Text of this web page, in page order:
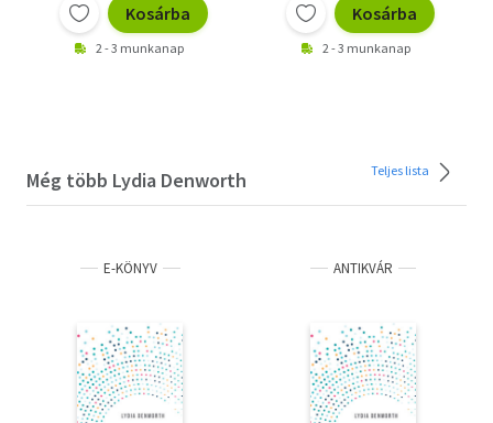
Kosárba
2 - 3 munkanap
Kosárba
2 - 3 munkanap
Még több Lydia Denworth Teljes lista
E-KÖNYV ANTIKVÁR